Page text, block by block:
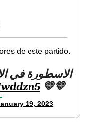
de este partido.
الاسطورة في
💛💛
19, 2023